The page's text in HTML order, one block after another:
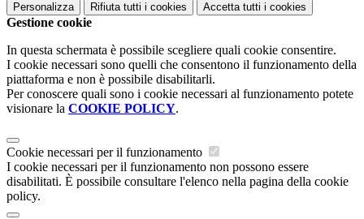
Personalizza Rifiuta tutti i cookies Accetta tutti i cookies
Gestione cookie
In questa schermata è possibile scegliere quali cookie consentire.
I cookie necessari sono quelli che consentono il funzionamento della
piattaforma e non è possibile disabilitarli.
Per conoscere quali sono i cookie necessari al funzionamento potete
visionare la COOKIE POLICY.
Cookie necessari per il funzionamento
I cookie necessari per il funzionamento non possono essere
disabilitati. È possibile consultare l'elenco nella pagina della cookie
policy.